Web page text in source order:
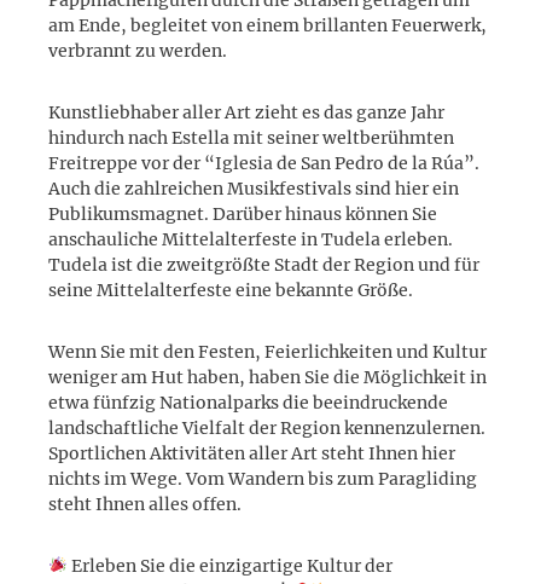
am Ende, begleitet von einem brillanten Feuerwerk,
verbrannt zu werden.
Kunstliebhaber aller Art zieht es das ganze Jahr
hindurch nach Estella mit seiner weltberühmten
Freitreppe vor der “Iglesia de San Pedro de la Rúa”.
Auch die zahlreichen Musikfestivals sind hier ein
Publikumsmagnet. Darüber hinaus können Sie
anschauliche Mittelalterfeste in Tudela erleben.
Tudela ist die zweitgrößte Stadt der Region und für
seine Mittelalterfeste eine bekannte Größe.
Wenn Sie mit den Festen, Feierlichkeiten und Kultur
weniger am Hut haben, haben Sie die Möglichkeit in
etwa fünfzig Nationalparks die beeindruckende
landschaftliche Vielfalt der Region kennenzulernen.
Sportlichen Aktivitäten aller Art steht Ihnen hier
nichts im Wege. Vom Wandern bis zum Paragliding
steht Ihnen alles offen.
Erleben Sie die einzigartige Kultur der